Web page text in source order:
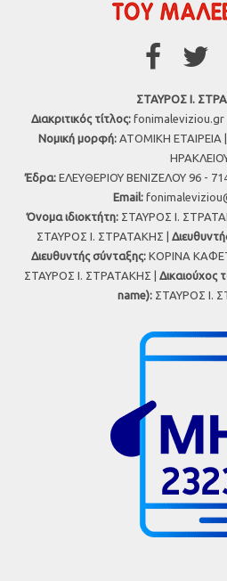
ΣΤΑΥΡΟΣ Ι.
Διακριτικός τίτλος:fonimaleviziou.gr
Νομική μορφή: ΑΤΟΜΙΚΗ ΕΤΑΙΡΕΙΑ |
Έδρα: ΕΛΕΥΘΕΡΙΟΥ ΒΕΝΙΖΕΛΟΥ 96 -
Εmail:
Όνομα ιδιοκτήτη: ΣΤΑΥΡΟΣ Ι.
ΣΤΑΥΡΟΣ Ι. ΣΤΡΑΤΑΚΗΣ |
Διευθυντής σύνταξης:ΚΟΡΙΝΑ
ΣΤΑΥΡΟΣ Ι. ΣΤΡΑΤΑΚΗΣ | Δικαιούχος
name):ΣΤΑΥΡΟΣ Ι.